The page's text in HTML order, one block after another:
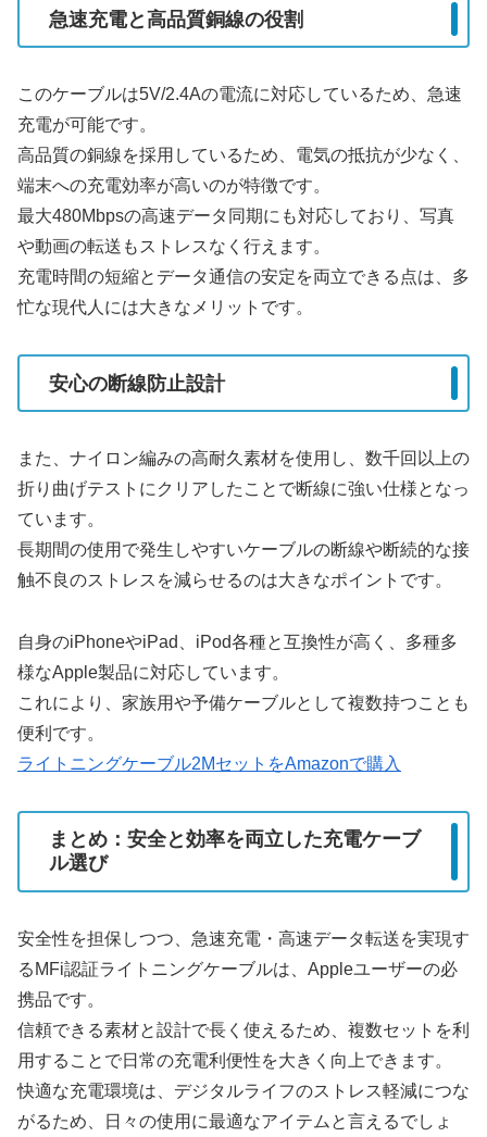
急速充電と高品質銅線の役割
このケーブルは5V/2.4Aの電流に対応しているため、急速
充電が可能です。
高品質の銅線を採用しているため、電気の抵抗が少なく、
端末への充電効率が高いのが特徴です。
最大480Mbpsの高速データ同期にも対応しており、写真
や動画の転送もストレスなく行えます。
充電時間の短縮とデータ通信の安定を両立できる点は、多
忙な現代人には大きなメリットです。
安心の断線防止設計
また、ナイロン編みの高耐久素材を使用し、数千回以上の
折り曲げテストにクリアしたことで断線に強い仕様となっ
ています。
長期間の使用で発生しやすいケーブルの断線や断続的な接
触不良のストレスを減らせるのは大きなポイントです。
自身のiPhoneやiPad、iPod各種と互換性が高く、多種多
様なApple製品に対応しています。
これにより、家族用や予備ケーブルとして複数持つことも
便利です。
ライトニングケーブル2MセットをAmazonで購入
まとめ：安全と効率を両立した充電ケーブ
ル選び
安全性を担保しつつ、急速充電・高速データ転送を実現す
るMFi認証ライトニングケーブルは、Appleユーザーの必
携品です。
信頼できる素材と設計で長く使えるため、複数セットを利
用することで日常の充電利便性を大きく向上できます。
快適な充電環境は、デジタルライフのストレス軽減につな
がるため、日々の使用に最適なアイテムと言えるでしょ